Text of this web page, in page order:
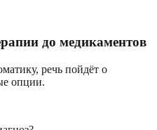
до медикаментов
речь пойдёт о
опции.